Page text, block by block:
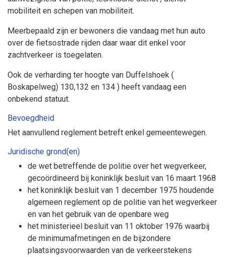
mobiliteit en schepen van mobiliteit.
Meerbepaald zijn er bewoners die vandaag met hun auto
over de fietsostrade rijden daar waar dit enkel voor
zachtverkeer is toegelaten.
Ook de verharding ter hoogte van Duffelshoek (
Boskapelweg) 130,132 en 134 ) heeft vandaag een
onbekend statuut.
Bevoegdheid
Het aanvullend reglement betreft enkel gemeentewegen.
Juridische grond(en)
de wet betreffende de politie over het wegverkeer,
gecoördineerd bij koninklijk besluit van 16 maart 1968
het koninklijk besluit van 1 december 1975 houdende
algemeen reglement op de politie van het wegverkeer
en van het gebruik van de openbare weg
het ministerieel besluit van 11 oktober 1976 waarbij
de minimumafmetingen en de bijzondere
plaatsingsvoorwaarden van de verkeerstekens